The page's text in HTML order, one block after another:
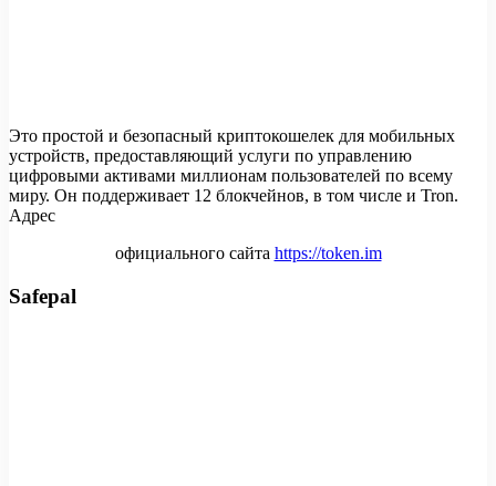
Это простой и безопасный криптокошелек для мобильных
устройств, предоставляющий услуги по управлению
цифровыми активами миллионам пользователей по всему
миру. Он поддерживает 12 блокчейнов, в том числе и Tron.
Адрес
официального сайта https://token.im
Safepal